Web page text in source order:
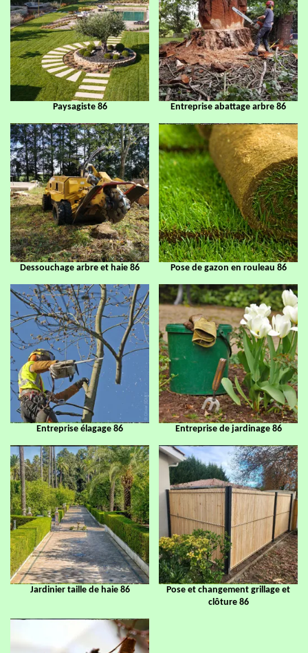
Paysagiste 86 Entreprise abattage arbre 86
Dessouchage arbre et haie 86 Pose de gazon en rouleau 86
Entreprise élagage 86 Entreprise de jardinage 86
Jardinier taille de haie 86
Pose et changement grillage et
clôture 86